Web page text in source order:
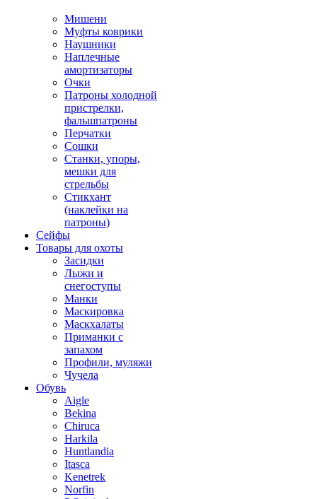
Мишени
Муфты коврики
Наушники
Наплечные
амортизаторы
Очки
Патроны холодной
пристрелки,
фальшпатроны
Перчатки
Сошки
Станки, упоры,
мешки для
стрельбы
Стикхант
(наклейки на
патроны)
Сейфы
Товары для охоты
Засидки
Лыжи и
снегоступы
Манки
Маскировка
Маскхалаты
Приманки с
запахом
Профили, муляжи
Чучела
Обувь
Aigle
Bekina
Chiruсa
Harkila
Huntlandia
Itasca
Kenetrek
Norfin